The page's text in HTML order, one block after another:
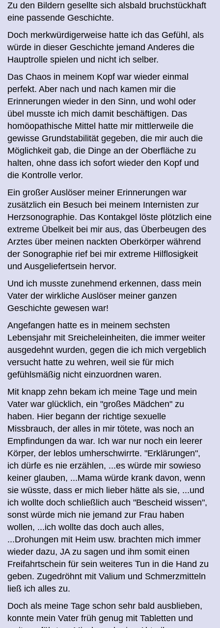
Zu den Bildern gesellte sich alsbald bruchstückhaft
eine passende Geschichte.
Doch merkwürdigerweise hatte ich das Gefühl, als
würde in dieser Geschichte jemand Anderes die
Hauptrolle spielen und nicht ich selber.
Das Chaos in meinem Kopf war wieder einmal
perfekt. Aber nach und nach kamen mir die
Erinnerungen wieder in den Sinn, und wohl oder
übel musste ich mich damit beschäftigen. Das
homöopathische Mittel hatte mir mittlerweile die
gewisse Grundstabilität gegeben, die mir auch die
Möglichkeit gab, die Dinge an der Oberfläche zu
halten, ohne dass ich sofort wieder den Kopf und
die Kontrolle verlor.
Ein großer Auslöser meiner Erinnerungen war
zusätzlich ein Besuch bei meinem Internisten zur
Herzsonographie. Das Kontakgel löste plötzlich eine
extreme Übelkeit bei mir aus, das Überbeugen des
Arztes über meinen nackten Oberkörper während
der Sonographie rief bei mir extreme Hilflosigkeit
und Ausgeliefertsein hervor.
Und ich musste zunehmend erkennen, dass mein
Vater der wirkliche Auslöser meiner ganzen
Geschichte gewesen war!
Angefangen hatte es in meinem sechsten
Lebensjahr mit Sreicheleinheiten, die immer weiter
ausgedehnt wurden, gegen die ich mich vergeblich
versucht hatte zu wehren, weil sie für mich
gefühlsmäßig nicht einzuordnen waren.
Mit knapp zehn bekam ich meine Tage und mein
Vater war glücklich, ein "großes Mädchen" zu
haben. Hier begann der richtige sexuelle
Missbrauch, der alles in mir tötete, was noch an
Empfindungen da war. Ich war nur noch ein leerer
Körper, der leblos umherschwirrte. "Erklärungen",
ich dürfe es nie erzählen, ...es würde mir sowieso
keiner glauben, ...Mama würde krank davon, wenn
sie wüsste, dass er mich lieber hätte als sie, ...und
ich wollte doch schließlich auch "Bescheid wissen",
sonst würde mich nie jemand zur Frau haben
wollen, ...ich wollte das doch auch alles,
...Drohungen mit Heim usw. brachten mich immer
wieder dazu, JA zu sagen und ihm somit einen
Freifahrtschein für sein weiteres Tun in die Hand zu
geben. Zugedröhnt mit Valium und Schmerzmitteln
ließ ich alles zu.
Doch als meine Tage schon sehr bald ausblieben,
konnte mein Vater früh genug mit Tabletten und